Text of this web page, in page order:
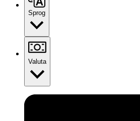
Sprog
Valuta